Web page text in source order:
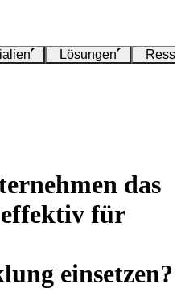
Lösungen
das
für
einsetzen?